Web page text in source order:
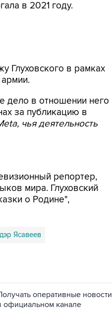
в 2021 году.
Глуховского в рамках
дело в отношении него
за публикацию в
чья деятельность
репортер,
мира. Глуховский
о Родине",
Ясавеев
оперативные новости
официальном канале